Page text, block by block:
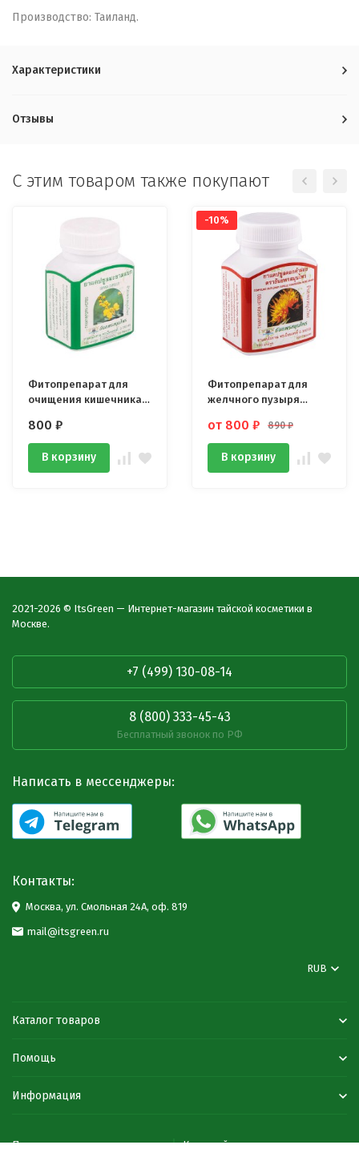
Производство: Таиланд.
Характеристики
Отзывы
C этим товаром также покупают
Фитопрепарат для
очищения кишечника Я
800 ₽
В корзину
-10%
Фитопрепарат для
желчного пузыря
100 капсул
от 800 ₽ 890₽
В корзину
2021-2026 © ItsGreen — Интернет-магазин тайской косметики в
Москве.
+7 (499) 130-08-14
8 (800) 333-45-43
Бесплатный звонок по РФ
Написать в мессенджеры:
Контакты:
Москва, ул. Смольная 24А, оф. 819
mail@itsgreen.ru
RUB
Каталог товаров
Помощь
Информация
Политика персональных данных Карта сайта